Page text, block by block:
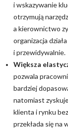
i wskazywanie
otrzymują
a kierownictwo
organizacja
i przewidywalnie.
Większa
pozwala
bardziej
natomiast
klienta i rynku
przekłada się na